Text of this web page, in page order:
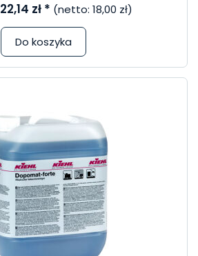
22,14 zł* (netto: 18,00 zł)
Do koszyka